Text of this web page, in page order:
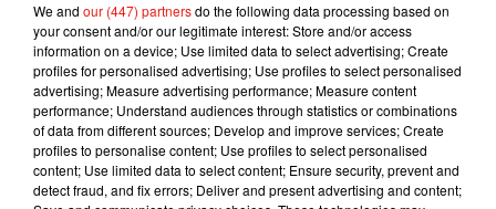
7 août 2026
dans son nouveau clip
7 août 2026
Madonna sort enfin le remix de « Love
Sensation » avec Kylie Minogue
We and our (447) partnersdo the following data processing based on
your consent and/or our legitimate interest: Store and/or access
information on a device; Use limited data to select advertising; Create
profiles for personalised advertising; Use profiles to select personalised
advertising; Measure advertising performance; Measure content
performance; Understand audiences through statistics or combinations
of data from different sources; Develop and improve services; Create
profiles to personalise content; Use profiles to select personalised
content; Use limited data to select content; Ensure security, prevent and
detect fraud, and fix errors; Deliver and present advertising and content;